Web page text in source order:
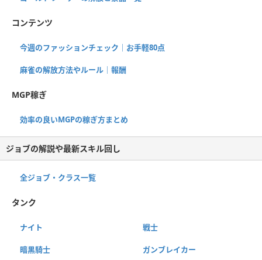
コンテンツ
今週のファッションチェック｜お手軽80点
麻雀の解放方法やルール｜報酬
MGP稼ぎ
効率の良いMGPの稼ぎ方まとめ
ジョブの解説や最新スキル回し
全ジョブ・クラス一覧
タンク
ナイト 戦士
暗黒騎士 ガンブレイカー